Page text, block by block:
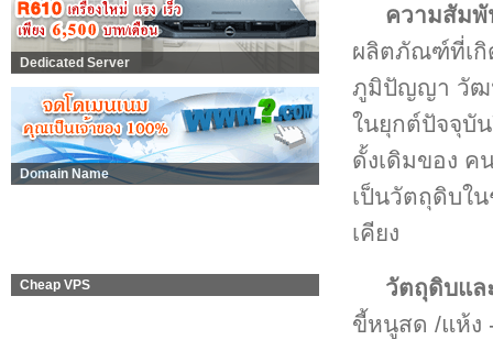
Dedicated Server
Domain Name
Cheap VPS
ความสัม
ผลิตภัณฑ์ที่เกิ
ภูมิปัญญา วัฒ
ในยุกต์ปัจจุบั
ดั้งเดิมของ ค
เป็นวัตถุดิบใ
เคียง
วัตถุดิบแล
ขี้หนูสด /แห้ง